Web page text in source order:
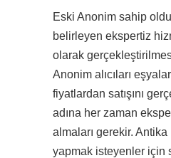
Eski Anonim sahip
belirleyen ekspertiz
olarak
Anonim alıcıları
fiyatlardan satışını
adına her zaman
almaları gerekir. Antika
yapmak isteyenler için